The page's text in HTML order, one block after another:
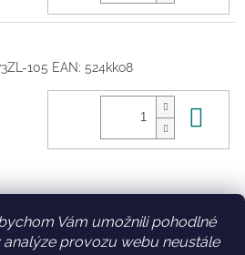
Vám umožnili pohodlné
provozu webu neustále
105 EAN: 524kko8
Věrnostní slevy